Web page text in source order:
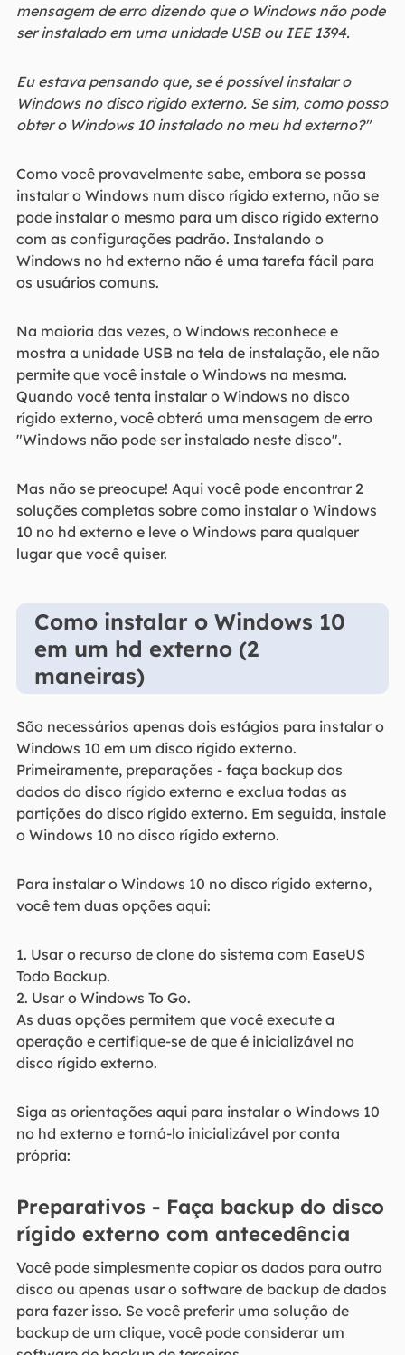
mensagem de erro dizendo que o Windows não pode
ser instalado em uma unidade USB ou IEE 1394.
Eu estava pensando que, se é possível instalar o
Windows no disco rígido externo. Se sim, como posso
obter o Windows 10 instalado no meu hd externo?"
Como você provavelmente sabe, embora se possa
instalar o Windows num disco rígido externo, não se
pode instalar o mesmo para um disco rígido externo
com as configurações padrão. Instalando o
Windows no hd externo não é uma tarefa fácil para
os usuários comuns.
Na maioria das vezes, o Windows reconhece e
mostra a unidade USB na tela de instalação, ele não
permite que você instale o Windows na mesma.
Quando você tenta instalar o Windows no disco
rígido externo, você obterá uma mensagem de erro
"Windows não pode ser instalado neste disco".
Mas não se preocupe! Aqui você pode encontrar 2
soluções completas sobre como instalar o Windows
10 no hd externo e leve o Windows para qualquer
lugar que você quiser.
Como instalar o Windows 10
em um hd externo (2
maneiras)
São necessários apenas dois estágios para instalar o
Windows 10 em um disco rígido externo.
Primeiramente, preparações - faça backup dos
dados do disco rígido externo e exclua todas as
partições do disco rígido externo. Em seguida, instale
o Windows 10 no disco rígido externo.
Para instalar o Windows 10 no disco rígido externo,
você tem duas opções aqui:
1. Usar o recurso de clone do sistema com EaseUS
Todo Backup.
2. Usar o Windows To Go.
As duas opções permitem que você execute a
operação e certifique-se de que é inicializável no
disco rígido externo.
Siga as orientações aqui para instalar o Windows 10
no hd externo e torná-lo inicializável por conta
própria:
Preparativos - Faça backup do disco
rígido externo com antecedência
Você pode simplesmente copiar os dados para outro
disco ou apenas usar o software de backup de dados
para fazer isso. Se você preferir uma solução de
backup de um clique, você pode considerar um